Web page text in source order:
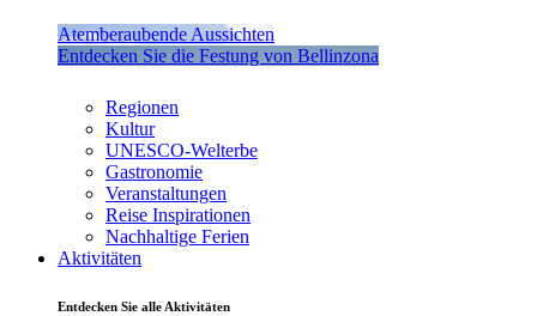
Atemberaubende Aussichten
Entdecken Sie die Festung von Bellinzona
Regionen
Kultur
UNESCO-Welterbe
Gastronomie
Veranstaltungen
Reise Inspirationen
Nachhaltige Ferien
Aktivitäten
Entdecken Sie alle Aktivitäten